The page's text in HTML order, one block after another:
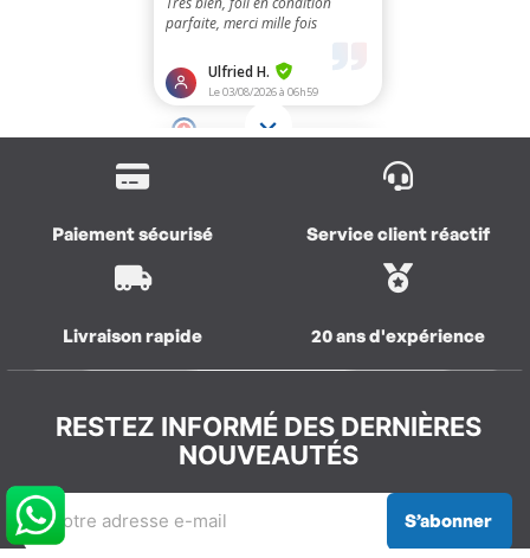
Paiement sécurisé Service client réactif
Livraison rapide 20 ans d'expérience
RESTEZ INFORMÉ DES DERNIÈRES
NOUVEAUTÉS
S’abonner